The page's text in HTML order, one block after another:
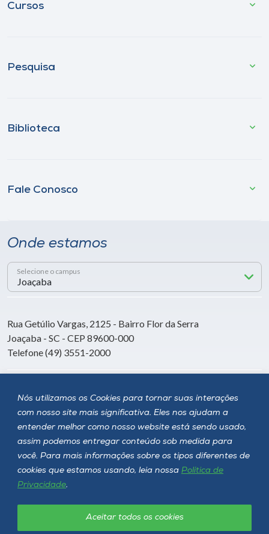
Nós utilizamos os Cookies para tornar suas interações
com nosso site mais significativa. Eles nos ajudam a
entender melhor como nosso website está sendo usado,
assim podemos entregar conteúdo sob medida para
você. Para mais informações sobre os tipos diferentes de
cookies que estamos usando, leia nossa Política de
Privacidade.
Aceitar todos os cookies
Cursos
Pesquisa
Biblioteca
Fale Conosco
Onde estamos
Selecione o campus
Rua Getúlio Vargas, 2125 - Bairro Flor da Serra
Joaçaba - SC - CEP 89600-000
Telefone (49) 3551-2000
Siga a Unoesc
Política de privacidade LGPD